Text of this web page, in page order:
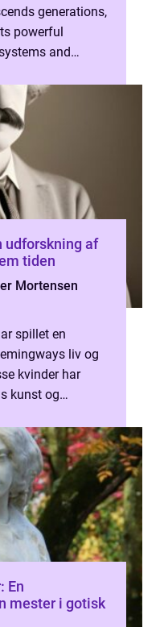
generations,
powerful
and
udforskning af
tiden
Mortensen
spillet en
liv og
kvinder har
kunst og
En
mester i gotisk